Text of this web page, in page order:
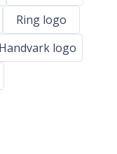
Ring logo
Handvark logo